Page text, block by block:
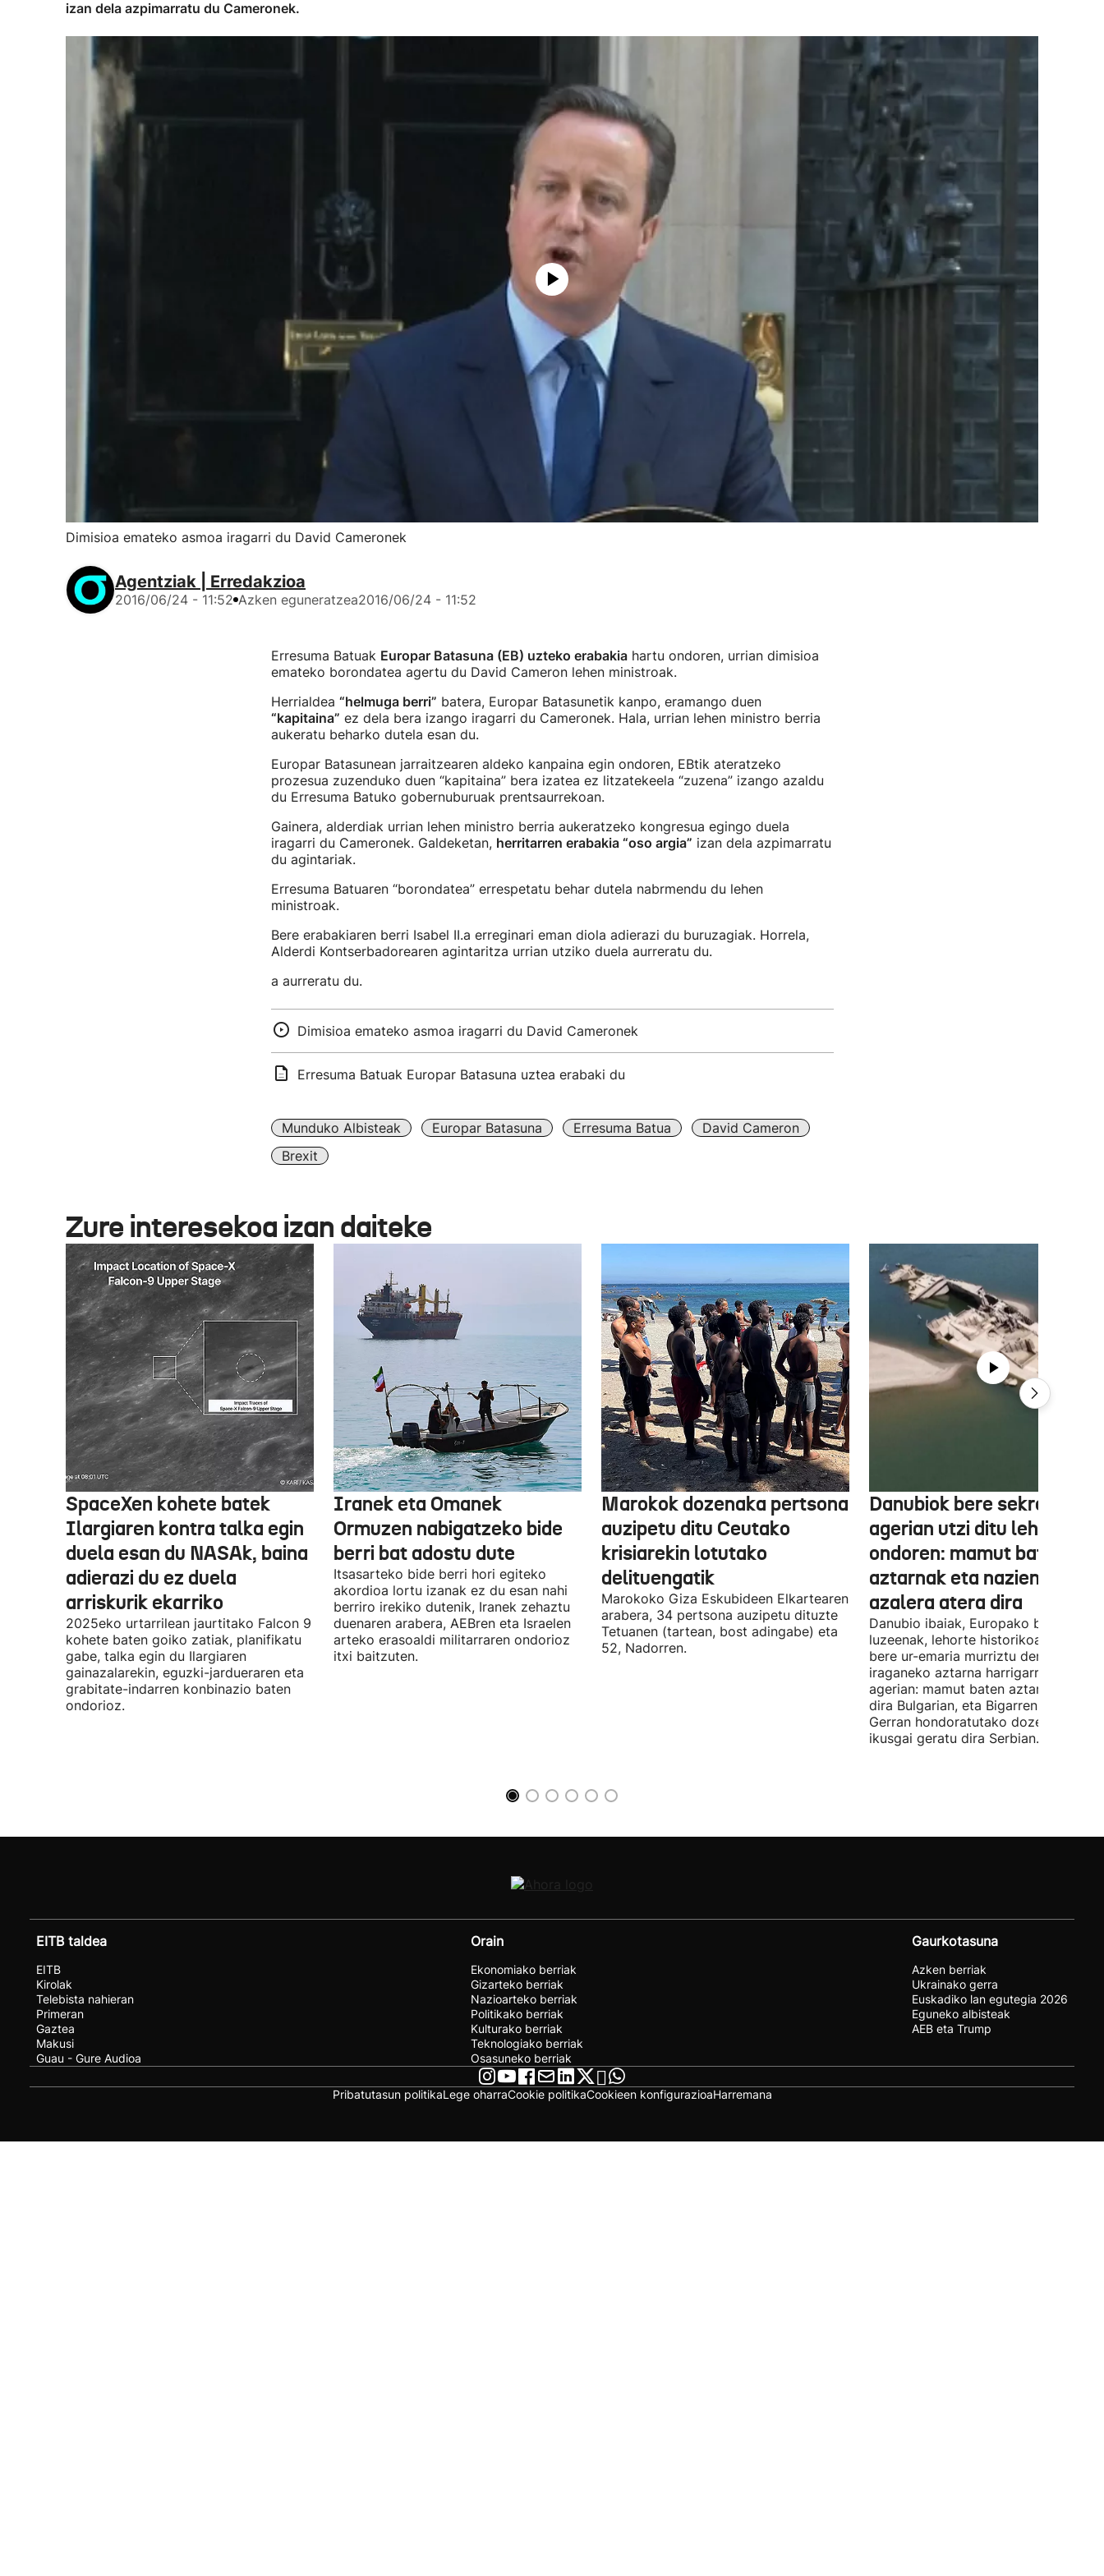
izan dela azpimarratu du Cameronek.
Dimisioa emateko asmoa iragarri du David Cameronek
Agentziak | Erredakzioa
2016/06/24 - 11:52 Azken eguneratzea2016/06/24 - 11:52
Erresuma Batuak Europar Batasuna (EB) uzteko erabakiahartu ondoren, urrian dimisioa
emateko borondatea agertu du David Cameron lehen ministroak.
Herrialdea “helmuga berri” batera, Europar Batasunetik kanpo, eramango duen
“kapitaina” ez dela bera izango iragarri du Cameronek. Hala, urrian lehen ministro berria
aukeratu beharko dutela esan du.
Europar Batasunean jarraitzearen aldeko kanpaina egin ondoren, EBtik ateratzeko
prozesua zuzenduko duen “kapitaina” bera izatea ez litzatekeela “zuzena” izango azaldu
du Erresuma Batuko gobernuburuak prentsaurrekoan.
Gainera, alderdiak urrian lehen ministro berria aukeratzeko kongresua egingo duela
iragarri du Cameronek. Galdeketan, herritarren erabakia “oso argia” izan dela azpimarratu
du agintariak.
Erresuma Batuaren “borondatea” errespetatu behar dutela nabrmendu du lehen
ministroak.
Bere erabakiaren berri Isabel II.a erreginari eman diola adierazi du buruzagiak. Horrela,
Alderdi Kontserbadorearen agintaritza urrian utziko duela aurreratu du.
a aurreratu du.
Dimisioa emateko asmoa iragarri du David Cameronek
Erresuma Batuak Europar Batasuna uztea erabaki du
Munduko Albisteak Europar Batasuna Erresuma Batua
David Cameron
Brexit
Zure interesekoa izan daiteke
SpaceXen kohete batek
Ilargiaren kontra talka egin
duela esan du NASAk, baina
adierazi du ez duela
arriskurik ekarriko
2025eko urtarrilean jaurtitako Falcon 9
kohete baten goiko zatiak, planifikatu
gabe, talka egin du Ilargiaren
gainazalarekin, eguzki-jardueraren eta
grabitate-indarren konbinazio baten
ondorioz.
Iranek eta Omanek
Ormuzen nabigatzeko bide
berri bat adostu dute
Itsasarteko bide berri hori egiteko
akordioa lortu izanak ez du esan nahi
berriro irekiko dutenik, Iranek zehaztu
duenaren arabera, AEBren eta Israelen
arteko erasoaldi militarraren ondorioz
itxi baitzuten.
Marokok dozenaka pertsona
auzipetu ditu Ceutako
krisiarekin lotutako
delituengatik
Marokoko Giza Eskubideen Elkartearen
arabera, 34 pertsona auzipetu dituzte
Tetuanen (tartean, bost adingabe) eta
52, Nadorren.
Danubiok bere sekretuak
agerian utzi ditu
ondoren: mamut baten
aztarnak eta nazien
azalera atera dira
Danubio ibaiak, Europako bigarren
luzeenak, lehorte historikoa bizi du,
bere ur-emaria murriztu denez,
iraganeko aztarna harrigarriak utzi
agerian: mamut baten aztarnak
dira Bulgarian, eta Bigarren Mundu
Gerran hondoratutako dozenaka
ikusgai geratu dira Serbian.
EITB taldea
EITB
Kirolak
Telebista nahieran
Primeran
Gaztea
Makusi
Guau - Gure Audioa
Orain
Ekonomiako berriak
Gizarteko berriak
Nazioarteko berriak
Politikako berriak
Kulturako berriak
Teknologiako berriak
Osasuneko berriak
Gaurkotasuna
Azken berriak
Ukrainako gerra
Euskadiko lan egutegia 2026
Eguneko albisteak
AEB eta Trump
Pribatutasun politikaLege oharraCookie politikaCookieen konfigurazioaHarremana